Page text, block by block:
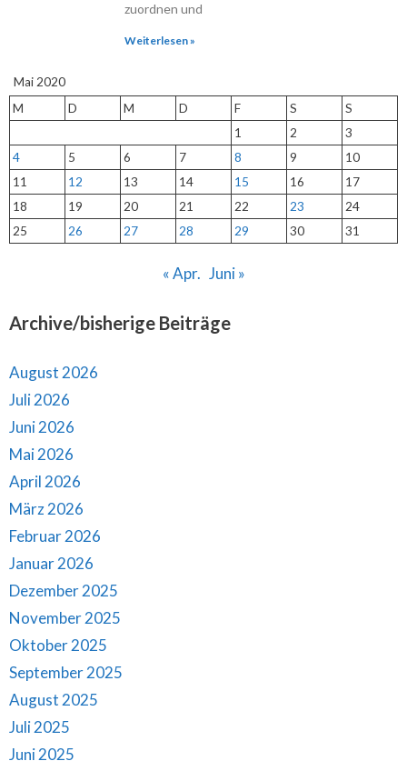
zuordnen und
Weiterlesen »
Mai 2020
M
D M D F S
S
1
2
3
4
5 6 7 8 9
10
11
12 13 14 15 16
17
18
19 20 21 22 23
24
25
26 27 28 29 30 31
« Apr. Juni »
Archive/bisherige Beiträge
August 2026
Juli 2026
Juni 2026
Mai 2026
April 2026
März 2026
Februar 2026
Januar 2026
Dezember 2025
November 2025
Oktober 2025
September 2025
August 2025
Juli 2025
Juni 2025